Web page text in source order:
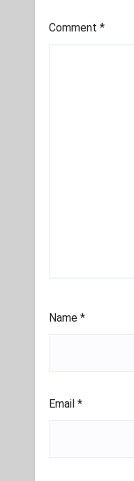
Comment *
Name *
Email *